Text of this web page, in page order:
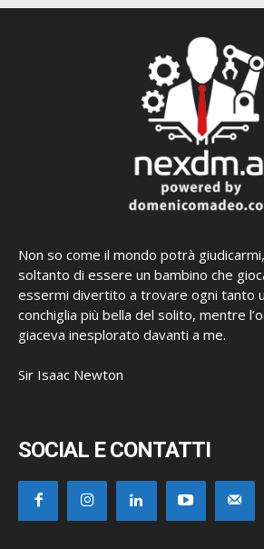
Non so come il mondo potrà
soltanto di essere un bambino che
essermi divertito a trovare ogni tanto
conchiglia più bella del solito, mentre
giaceva inesplorato davanti a me.
Sir Isaac Newton
SOCIAL E CONTATTI